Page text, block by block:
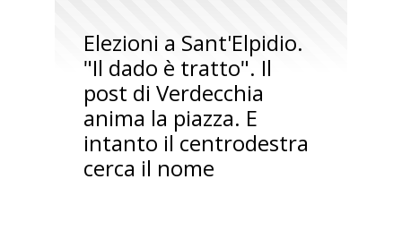
Elezioni a Sant'Elpidio.
"Il dado è tratto". Il
post di Verdecchia
anima la piazza. E
intanto il centrodestra
cerca il nome